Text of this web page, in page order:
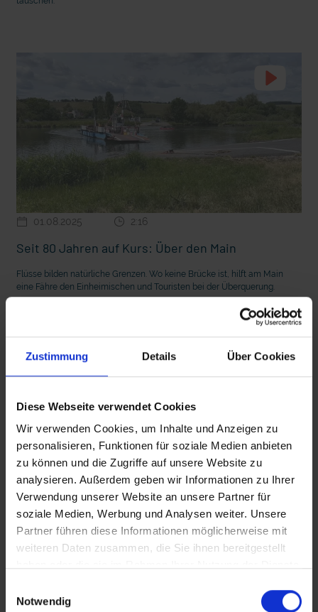
Zustimmung Details Über Cookies
Diese Webseite verwendet Cookies
Wir verwenden Cookies, um Inhalte und Anzeigen zu
personalisieren, Funktionen für soziale Medien anbieten
zu können und die Zugriffe auf unsere Website zu
analysieren. Außerdem geben wir Informationen zu Ihrer
Verwendung unserer Website an unsere Partner für
soziale Medien, Werbung und Analysen weiter. Unsere
Partner führen diese Informationen möglicherweise mit
weiteren Daten zusammen, die Sie ihnen bereitgestellt
Notwendig
01.08.2025 2:16
Seit 80 Jahren auf Kurs: Über den Main
Flüsse bilden natürliche Grenzen. Wo keine Brücke ist, hilft am Main
eine Fähre den Einheimischen und Touristen bei der Überquerung.
21.07.2025
Vom Barren zum Blättchen